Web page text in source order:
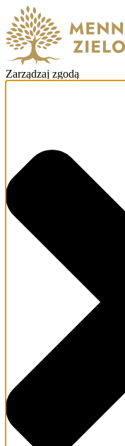
Zarządzaj zgodą